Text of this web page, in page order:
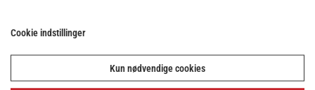
Privatlivs- og cookiepolitik
Cookie indstillinger
Kun nødvendige cookies